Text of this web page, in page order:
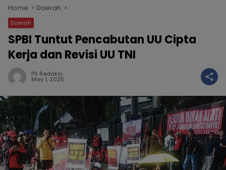
Home Daerah
Daerah
SPBI Tuntut Pencabutan UU Cipta
Kerja dan Revisi UU TNI
PS Redaksi
May 1, 2025